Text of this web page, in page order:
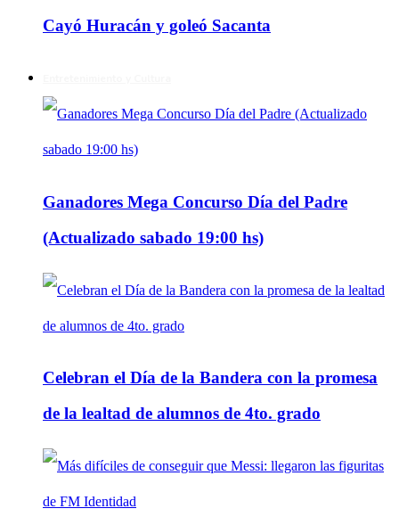
Cayó Huracán y goleó Sacanta
Ganadores Mega Concurso Día del Padre
(Actualizado sabado 19:00 hs)
Celebran el Día de la Bandera con la promesa
de la lealtad de alumnos de 4to. grado